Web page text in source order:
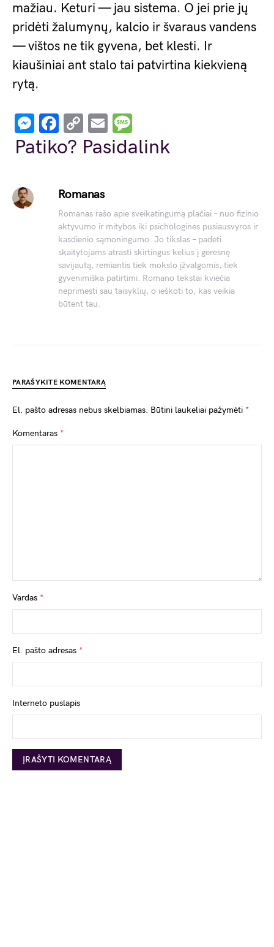
mažiau. Keturi — jau sistema. O jei prie jų
pridėti žalumynų, kalcio ir švaraus vandens
— vištos ne tik gyvena, bet klesti. Ir
kiaušiniai ant stalo tai patvirtina kiekvieną
rytą.
Messenger
Facebook
Copy
Link
Email
Patiko? Pasidalink
Romanas
Romanas rašo apie sveikatingumą plačiai – nuo fizinio
aktyvumo ir mitybos iki psichologinės pusiausvyros ir
kasdienio sąmoningumo. Jo tikslas – padėti
skaitytojams atrasti skirtingus kelius į geresnę
savijautą, remiantis tiek mokslo įžvalgomis, tiek
gyvenimiška patirtimi. Romano tekstai kviečia
neprimesti sau taisyklių, o ieškoti to, kas veikia
būtent tau.
PARAŠYKITE KOMENTARĄ
El. pašto adresas nebus skelbiamas. Būtini laukeliai pažymėti *
Komentaras *
Vardas *
El. pašto adresas *
Interneto puslapis